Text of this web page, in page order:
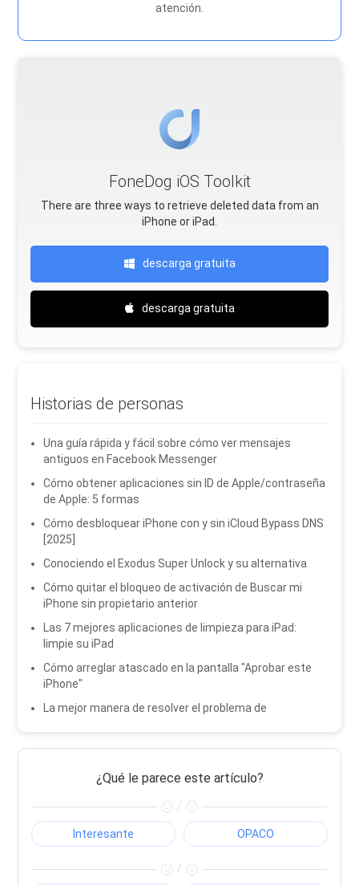
atención.
FoneDog iOS Toolkit
There are three ways to retrieve deleted data from an
iPhone or iPad.
descarga gratuita
descarga gratuita
Historias de personas
Una guía rápida y fácil sobre cómo ver mensajes
antiguos en Facebook Messenger
Cómo obtener aplicaciones sin ID de Apple/contraseña
de Apple: 5 formas
Cómo desbloquear iPhone con y sin iCloud Bypass DNS
[2025]
Conociendo el Exodus Super Unlock y su alternativa
Cómo quitar el bloqueo de activación de Buscar mi
iPhone sin propietario anterior
Las 7 mejores aplicaciones de limpieza para iPad:
limpie su iPad
Cómo arreglar atascado en la pantalla "Aprobar este
iPhone"
La mejor manera de resolver el problema de
¿Qué le parece este artículo?
/
Interesante OPACO
/